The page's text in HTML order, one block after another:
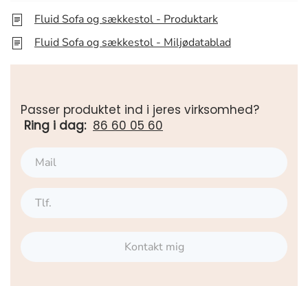
Fluid Sofa og sækkestol - Produktark
Fluid Sofa og sækkestol - Miljødatablad
Passer produktet ind i jeres virksomhed?
Ring i dag: 86 60 05 60
Kontakt mig